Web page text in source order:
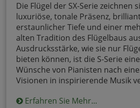
Die Flügel der SX-Serie zeichnen
luxuriöse, tonale Präsenz,
erstaunlicher Tiefe und einer
alten Tradition des Flügelbaus
Ausdrucksstärke, wie sie nur
bieten können, ist die S-Serie
Wünsche von Pianisten nach
Visionen in inspirierende Musik
Erfahren Sie Mehr...